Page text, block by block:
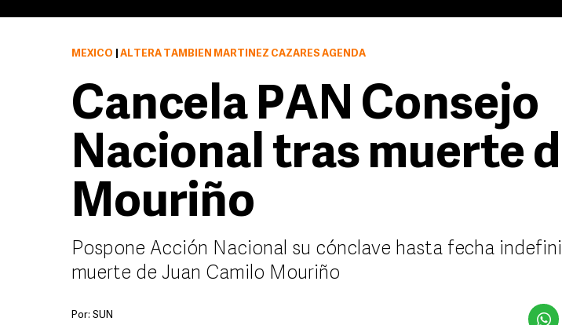
MÉXICO ALTERA TAMBIÉN MARTÍNEZ CÁZARES AGENDA
Cancela PAN Consejo
Nacional tras muerte
Mouriño
Pospone Acción Nacional su cónclave hasta fecha
muerte de Juan Camilo Mouriño
Por: SUN